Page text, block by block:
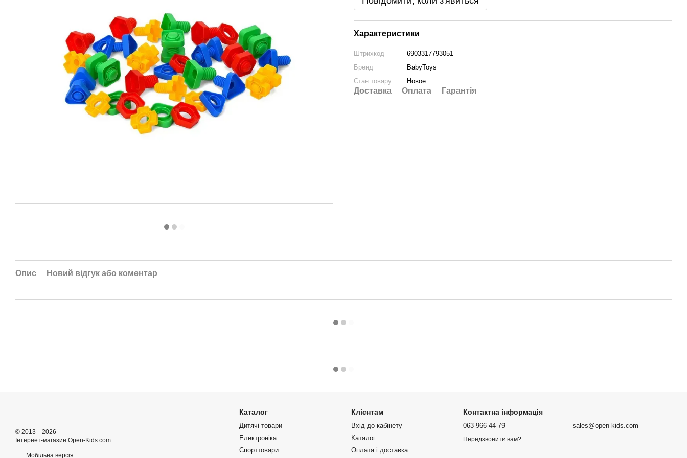
Характеристики
Штрихкод
6903317793051
Бренд
BabyToys
Стан товару
Новое
Доставка Оплата Гарантія
Опис Новий відгук або коментар
© 2013—2026
Інтернет-магазин Open-Kids.com
Мобільна версія
Каталог
Дитячі товари
Електроніка
Спорттовари
Клієнтам
Вхід до кабінету
Каталог
Оплата і доставка
Контактна інформація
063-966-44-79
Передзвонити вам?
sales@open-kids.com